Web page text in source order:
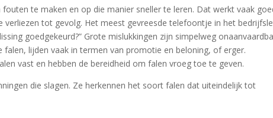
te maken en op die manier sneller te leren. Dat werkt vaak
tot gevolg. Het meest gevreesde telefoontje in het
goedgekeurd?” Grote mislukkingen zijn simpelweg
falen, lijden vaak in termen van promotie en beloning, of erger.
vast en hebben de bereidheid om falen vroeg toe te geven.
die slagen. Ze herkennen het soort falen dat uiteindelijk tot